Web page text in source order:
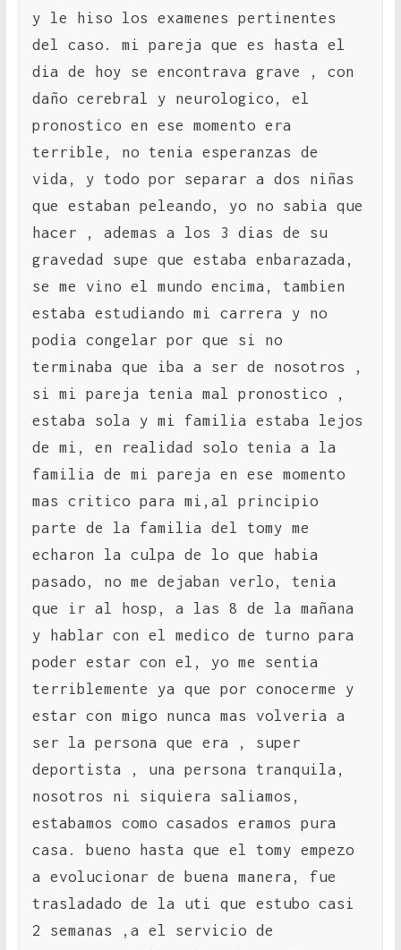
y le hiso los examenes pertinentes
del caso. mi pareja que es hasta el
dia de hoy se encontrava grave , con
daño cerebral y neurologico, el
pronostico en ese momento era
terrible, no tenia esperanzas de
vida, y todo por separar a dos niñas
que estaban peleando, yo no sabia que
hacer , ademas a los 3 dias de su
gravedad supe que estaba enbarazada,
se me vino el mundo encima, tambien
estaba estudiando mi carrera y no
podia congelar por que si no
terminaba que iba a ser de nosotros ,
si mi pareja tenia mal pronostico ,
estaba sola y mi familia estaba lejos
de mi, en realidad solo tenia a la
familia de mi pareja en ese momento
mas critico para mi,al principio
parte de la familia del tomy me
echaron la culpa de lo que habia
pasado, no me dejaban verlo, tenia
que ir al hosp, a las 8 de la mañana
y hablar con el medico de turno para
poder estar con el, yo me sentia
terriblemente ya que por conocerme y
estar con migo nunca mas volveria a
ser la persona que era , super
deportista , una persona tranquila,
nosotros ni siquiera saliamos,
estabamos como casados eramos pura
casa. bueno hasta que el tomy empezo
a evolucionar de buena manera, fue
trasladado de la uti que estubo casi
2 semanas ,a el servicio de